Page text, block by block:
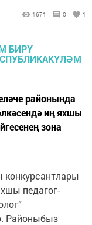
1671 0 1
районында
иң яхшы
зона
конкурсантлары
педагог-
Районыбыз